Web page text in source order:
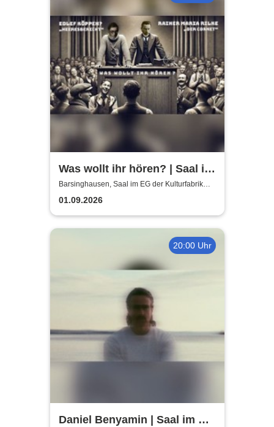
Was wollt ihr hören? | Saal im
EG der Kulturfabrik Krawatte
Barsinghausen, Saal im EG der Kulturfabrik
Krawatte
01.09.2026
20:00 Uhr
Daniel Benyamin | Saal im EG